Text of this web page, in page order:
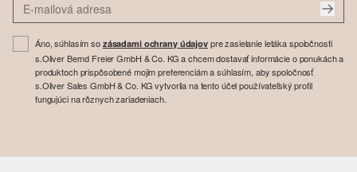
Áno, súhlasím so zásadami ochrany údajovpre zasielanie letáka spoločnosti
s.Oliver Bernd Freier GmbH & Co. KG a chcem dostavať informácie o ponukách a
produktoch prispôsobené mojim preferenciám a súhlasím, aby spoločnosť
s.Oliver Sales GmbH & Co. KG vytvorila na tento účel používateľský profil
fungujúci na rôznych zariadeniach.